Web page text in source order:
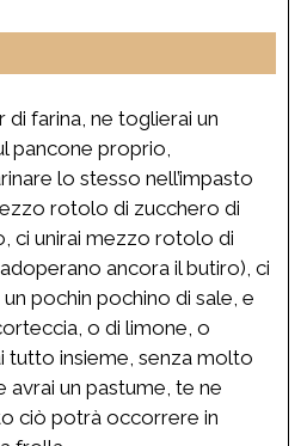
farina, ne toglierai un
pancone proprio,
lo stesso nell’impasto
rotolo di zucchero di
ci unirai mezzo rotolo di
ancora il butiro), ci
un pochin pochino di sale, e
o di limone, o
tutto insieme, senza molto
avrai un pastume, te ne
ciò potrà occorrere in